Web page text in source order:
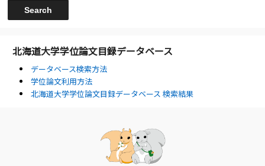
北海道大学学位論文目録データベース
データベース検索方法
学位論文利用方法
北海道大学学位論文目録データベース 検索結果